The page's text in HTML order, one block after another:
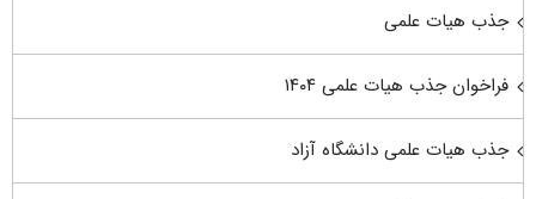
جذب هیات علمی
فراخوان جذب هیات علمی ۱۴۰۴
جذب هیات علمی دانشگاه آزاد